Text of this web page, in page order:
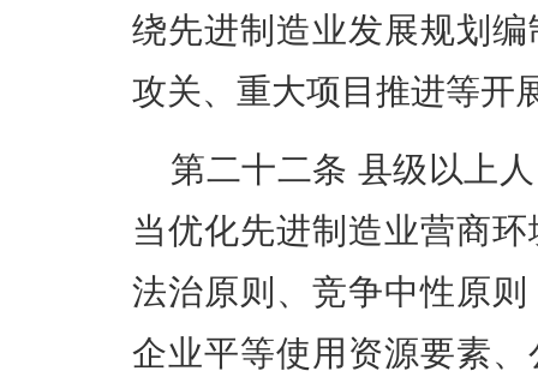
绕先进制造业发展规划
攻关、重大项目推进等开
第二十二条 县级以上
当优化先进制造业营商
法治原则、竞争中性原
企业平等使用资源要素